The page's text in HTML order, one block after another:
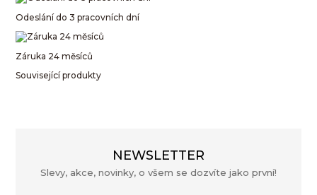
Odeslání do 3 pracovních dní
Záruka 24 měsíců
Související produkty
NEWSLETTER
Slevy, akce, novinky, o všem se dozvíte jako první!